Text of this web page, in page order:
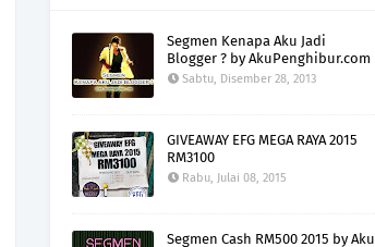
Segmen Kenapa Aku Jadi
Blogger ? by AkuPenghibur.com
Sabtu, Disember 28, 2013
GIVEAWAY EFG MEGA RAYA 2015
RM3100
Rabu, Julai 08, 2015
Segmen Cash RM500 2015 by Aku